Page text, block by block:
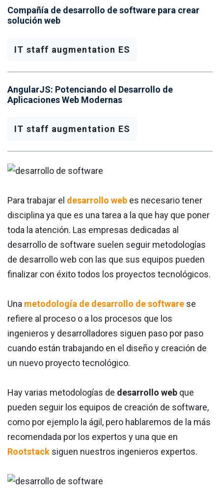
Compañía de desarrollo de software para crear
solución web
IT staff augmentation ES
AngularJS: Potenciando el Desarrollo de
Aplicaciones Web Modernas
IT staff augmentation ES
Para trabajar el desarrollo web es necesario tener
disciplina ya que es una tarea a la que hay que poner
toda la atención. Las empresas dedicadas al
desarrollo de software suelen seguir metodologías
de desarrollo web con las que sus equipos pueden
finalizar con éxito todos los proyectos tecnológicos.
Una metodología de desarrollo de software se
refiere al proceso o a los procesos que los
ingenieros y desarrolladores siguen paso por paso
cuando están trabajando en el diseño y creación de
un nuevo proyecto tecnológico.
Hay varias metodologías de desarrollo web que
pueden seguir los equipos de creación de software,
como por ejemplo la ágil, pero hablaremos de la más
recomendada por los expertos y una que en
Rootstack siguen nuestros ingenieros expertos.